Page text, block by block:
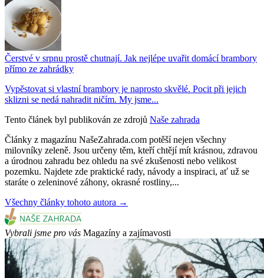
Čerstvé v srpnu prostě chutnají. Jak nejlépe uvařit domácí brambory
přímo ze zahrádky
Vypěstovat si vlastní brambory je naprosto skvělé. Pocit při jejich
sklizni se nedá nahradit ničím. My jsme...
Tento článek byl publikován ze zdrojů Naše zahrada
Články z magazínu NašeZahrada.com potěší nejen všechny
milovníky zeleně. Jsou určeny těm, kteří chtějí mít krásnou, zdravou
a úrodnou zahradu bez ohledu na své zkušenosti nebo velikost
pozemku. Najdete zde praktické rady, návody a inspiraci, ať už se
staráte o zeleninové záhony, okrasné rostliny,...
Všechny články tohoto autora →
Vybrali jsme pro vás Magazíny a zajímavosti